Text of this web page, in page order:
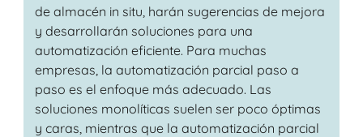
de almacén in situ, harán sugerencias de mejora
y desarrollarán soluciones para una
automatización eficiente. Para muchas
empresas, la automatización parcial paso a
paso es el enfoque más adecuado. Las
soluciones monolíticas suelen ser poco óptimas
y caras, mientras que la automatización parcial